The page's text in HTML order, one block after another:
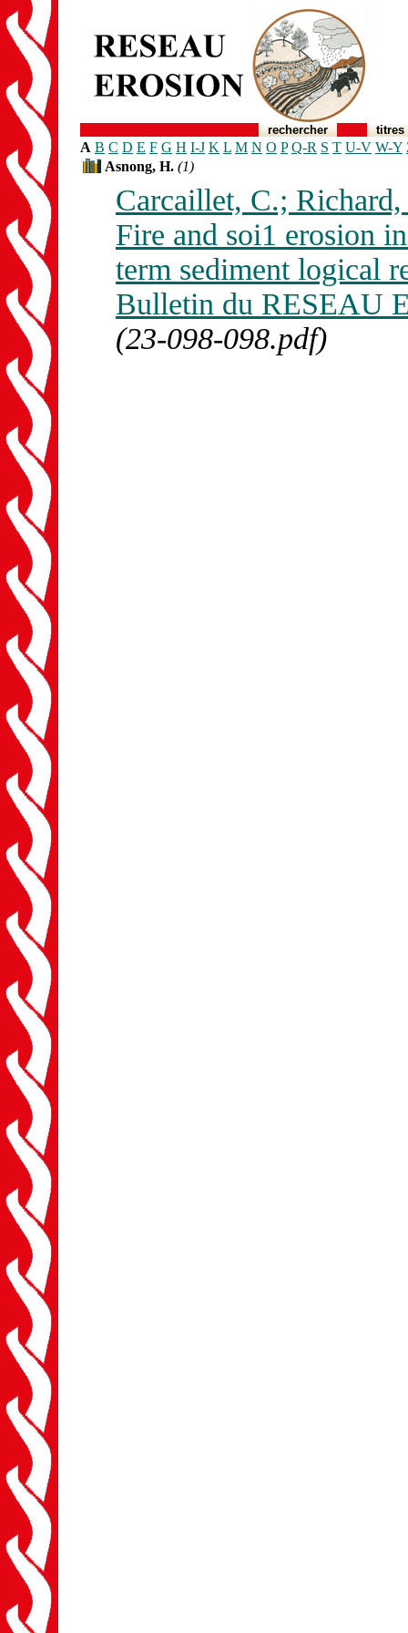
rechercher titres
A B C D E F G H I-J K L M N O P Q-R S T U-V W-Y
Asnong, H. (1)
Carcaillet, C.;
Fire and soi1 erosion
term sediment logical
Bulletin du RESEAU
(23-098-098.pdf)